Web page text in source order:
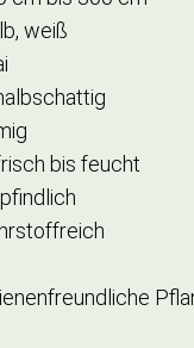
weiß
bis feucht